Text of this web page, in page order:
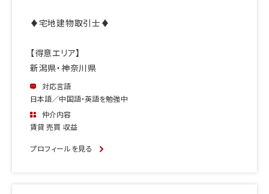
♦宅地建物取引士♦
【得意エリア】
新潟県・神奈川県
対応言語
日本語／中国語・英語を勉強中
仲介内容
賃貸 売買 収益
プロフィールを見る